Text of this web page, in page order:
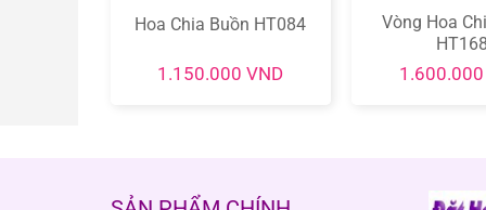
Hoa Chia Buồn HT084
1.150.000VND
Vòng Hoa